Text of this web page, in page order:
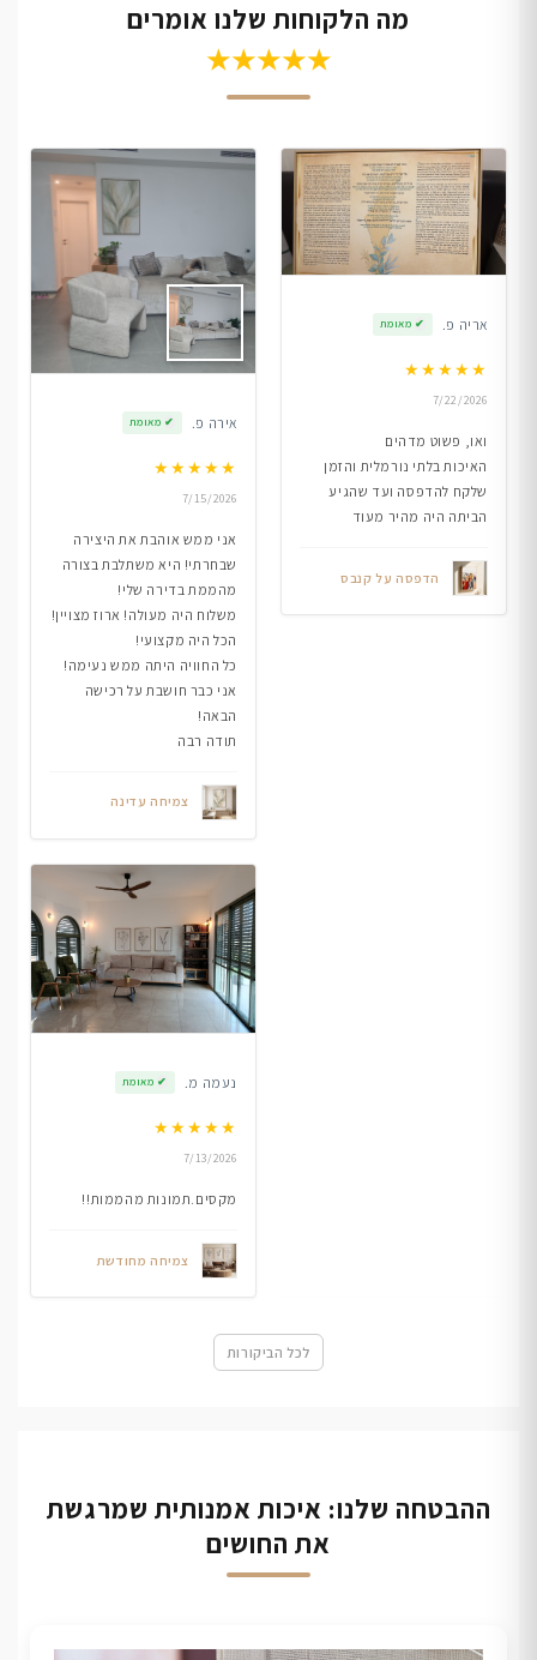
מה הלקוחות שלנו אומרים
★★★★★
אריה פ. ✔ מאומת
★★★★★
7/22/2026
ואו, פשוט מדהים
האיכות בלתי נורמלית והזמן
שלקח להדפסה ועד שהגיע
הביתה היה מהיר מעוד
הדפסה על קנבס
אירה פ. ✔ מאומת
★★★★★
7/15/2026
אני ממש אוהבת את היצירה
שבחרתי! היא משתלבת בצורה
מהממת בדירה שלי!
משלוח היה מעולה! ארוז מצויין!
הכל היה מקצועי!
כל החוויה היתה ממש נעימה!
אני כבר חושבת על רכישה
הבאה!
תודה רבה
צמיחה עדינה
נעמה מ. ✔ מאומת
★★★★★
7/13/2026
מקסים.תמונות מהממות!!
צמיחה מחודשת
לכל הביקורות
ההבטחה שלנו: איכות אמנותית שמרגשת
את החושים